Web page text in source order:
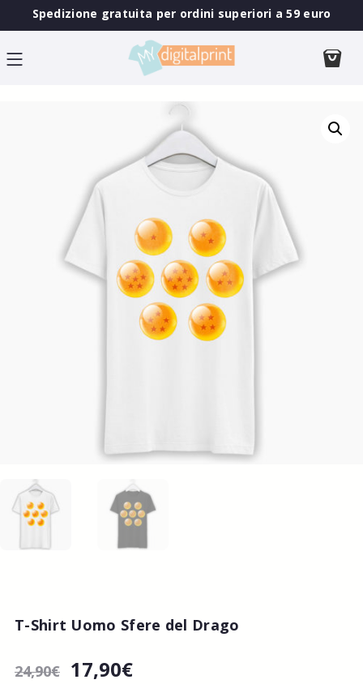
Spedizione gratuita per ordini superiori a 59 euro
T-Shirt Uomo Sfere del Drago
24,90€ 17,90€